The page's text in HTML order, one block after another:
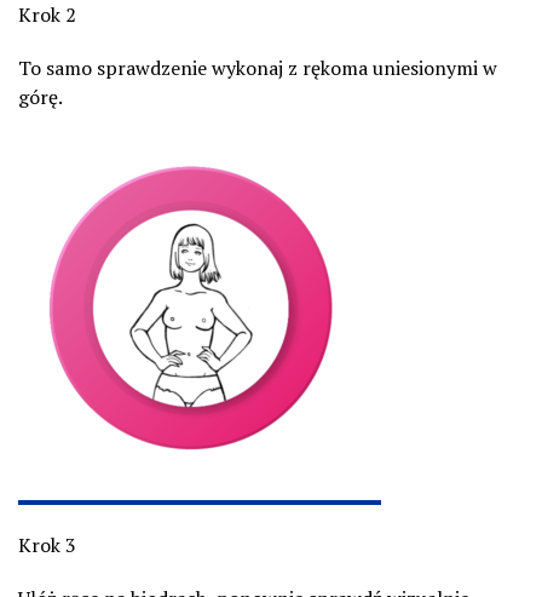
Krok 2
To samo sprawdzenie wykonaj z rękoma uniesionymi w
górę.
Krok 3